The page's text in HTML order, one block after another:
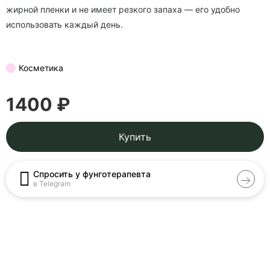
жирной пленки и не имеет резкого запаха — его удобно
использовать каждый день.
Косметика
1400 ₽
Купить
Спросить у фунготерапевта
в Telegram